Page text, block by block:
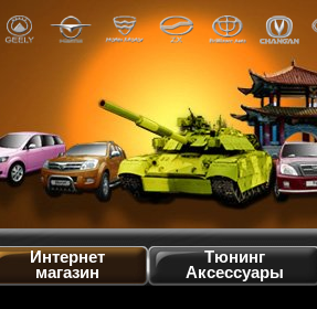
Интернет
магазин
Тюнинг
Аксессуары